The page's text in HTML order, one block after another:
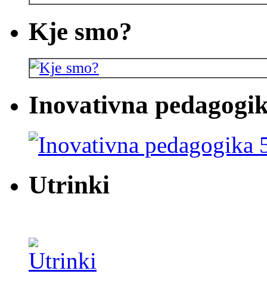
Kje smo?
Inovativna
Utrinki